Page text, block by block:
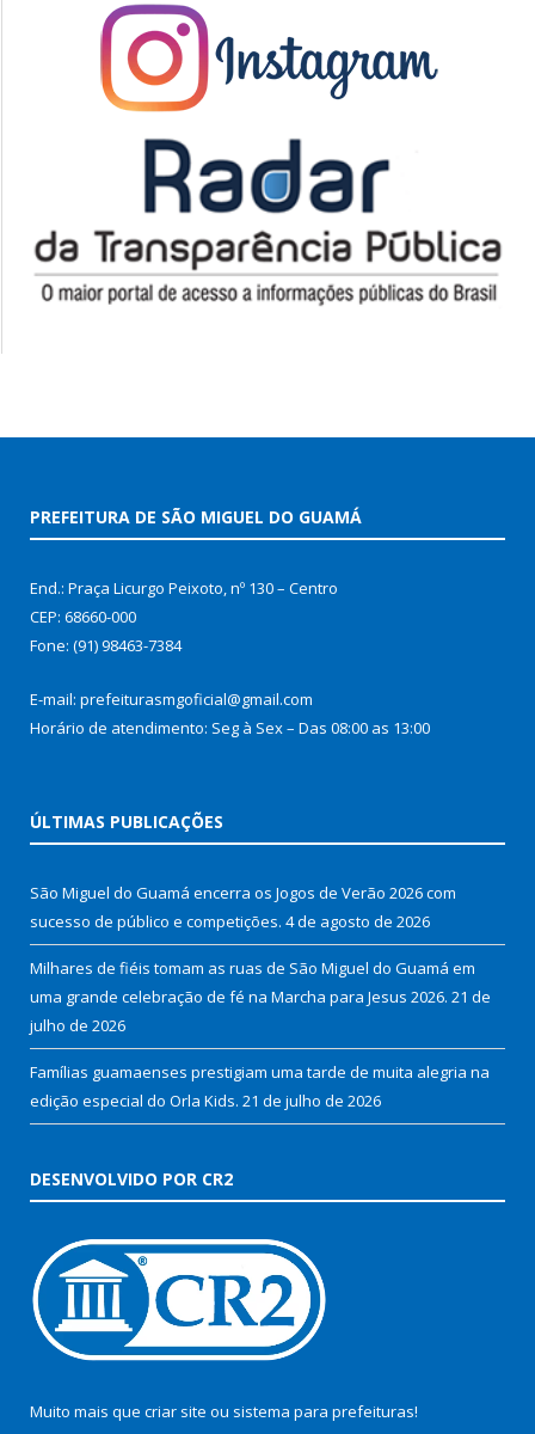
PREFEITURA DE SÃO MIGUEL DO GUAMÁ
End.: Praça Licurgo Peixoto, nº 130 – Centro
CEP: 68660-000
Fone: (91) 98463-7384
E-mail: prefeiturasmgoficial@gmail.com
Horário de atendimento: Seg à Sex – Das 08:00 as 13:00
ÚLTIMAS PUBLICAÇÕES
São Miguel do Guamá encerra os Jogos de Verão 2026 com
sucesso de público e competições. 4 de agosto de 2026
Milhares de fiéis tomam as ruas de São Miguel do Guamá em
uma grande celebração de fé na Marcha para Jesus 2026. 21 de
julho de 2026
Famílias guamaenses prestigiam uma tarde de muita alegria na
edição especial do Orla Kids. 21 de julho de 2026
DESENVOLVIDO POR CR2
Muito mais que criar site ou sistema para prefeituras!